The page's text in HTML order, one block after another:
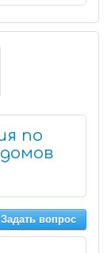
по
Задать вопрос